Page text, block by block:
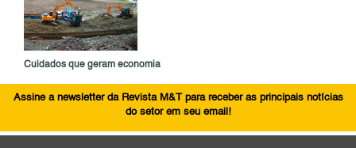
Cuidados que geram economia
Assine a newsletter da Revista M&T para receber as principais notícias
do setor em seu email!